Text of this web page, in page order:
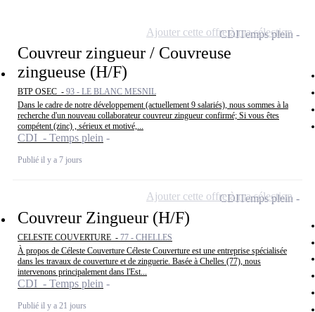
Couvreur zingueur / Couvreuse
zingueuse (H/F)
BTP OSEC - 93 - LE BLANC MESNIL
Dans le cadre de notre développement (actuellement 9 salariés), nous sommes à la
recherche d'un nouveau collaborateur couvreur zingueur confirmé; Si vous êtes
compétent (zinc) , sérieux et motivé,...
CDI - Temps plein
Publié il y a 7 jours
CDITemps plein
Ajouter cette offre à ma sélection
Couvreur Zingueur (H/F)
CELESTE COUVERTURE - 77 - CHELLES
À propos de Céleste Couverture Céleste Couverture est une entreprise spécialisée
dans les travaux de couverture et de zinguerie. Basée à Chelles (77), nous
intervenons principalement dans l'Est...
CDI - Temps plein
Publié il y a 21 jours
CDITemps plein
Ajouter cette offre à ma sélection